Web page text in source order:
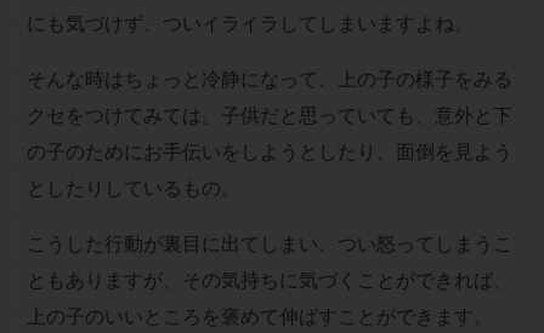
にも気づけず、ついイライラしてしまいますよね。
そんな時はちょっと冷静になって、上の子の様子をみる
クセをつけてみては。子供だと思っていても、意外と下
の子のためにお手伝いをしようとしたり、面倒を見よう
としたりしているもの。
こうした行動が裏目に出てしまい、つい怒ってしまうこ
ともありますが、その気持ちに気づくことができれば、
上の子のいいところを褒めて伸ばすことができます。